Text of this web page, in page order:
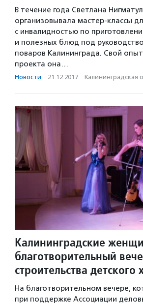
В течение года Светлана
организовывала мастер-классы
с инвалидностью по
и полезных блюд под
поваров Калининграда. Свой
проекта она…
Новости · 21.12.2017 · Калининградская
Калининградские
благотворительный
строительства детского
На благотворительном вечере,
при поддержке Ассоциации